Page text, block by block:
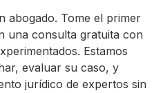
abogado. Tome el primer
una consulta gratuita con
Estamos
evaluar su caso, y
jurídico de expertos sin